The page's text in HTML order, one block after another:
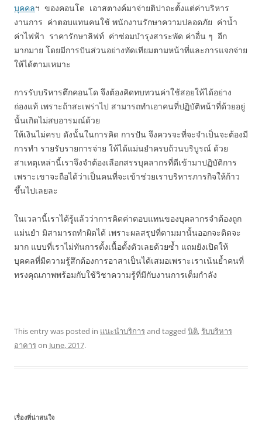
บุคคลฯ ของคอนโด เอาสตางค์มาจ่ายติปาถะตั้งแต่ค่าบริหาร
งานการ ค่าตอบแทนคนใช้ พนักงานรักษาความปลอดภัย ค่าน้ำ
ค่าไฟฟ้า ราคารักษาลิฟท์ ค่าซ่อมบำรุงสาระพัด ค่าอื่น ๆ อีก
มากมาย โดยมีการปันส่วนอย่างทัดเทียมตามหน้าที่และการแจกจ่าย
ให้ได้ตามเหมาะ
การรับบริหารตึกคอนโด จึงต้องคิดทบทวนค่าใช้สอยให้ได้อย่าง
ถ่องแท้ เพราะถ้าสะเพร่าไป สามารถทำเอาคนที่ปฏิบัติหน้าที่ด้วยอยู่
นั้นเกิดไม่สบอารมณ์ด้วย
ให้เงินไม่ครบ ดังนั้นในการคิด การปัน จึงควรจะที่จะจำเป็นจะต้องมี
การทำ รายรับรายการจ่าย ให้ได้แม่นยำครบถ้วนบริบูรณ์ ด้วย
สาเหตุเหล่านี้เราจึงจำต้องเลือกสรรบุคลากรที่ดีเข้ามาปฏิบัติการ
เพราะเขาจะถือได้ว่าเป็นคนที่จะเข้าช่วยเราบริหารภารกิจให้ก้าว
ขึ้นไปเลยละ
ในเวลานี้เราได้รู้แล้วว่าการคิดค่าตอบแทนของบุคลากรจำต้องถูก
แม่นยำ มิสามารถทำผิดได้ เพราะผลสรุปที่ตามมานั้นออกจะติดจะ
มาก แบบที่เราไม่ทันการตั้งเนื้อตั้งตัวเลยด้วยซ้ำ แถมยังเปิดให้
บุคคลที่มีความรู้สึกต้องการอาสาเป็นได้เสมอเพราะเราเน้นย้ำคนที่
ทรงคุณภาพพร้อมกับใช้วิชาความรู้ที่มีกับงานการเต็มกำลัง
This entry was posted in แนะนำบริการand tagged นิติ, รับบริหาร
อาคารon June, 2017.
เรื่องที่น่าสนใจ